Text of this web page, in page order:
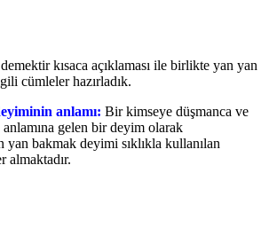
kısaca açıklaması ile birlikte yan yan
cümleler hazırladık.
anlamı: Bir kimseye düşmanca ve
gelen bir deyim olarak
yan bakmak deyimi sıklıkla kullanılan
almaktadır.